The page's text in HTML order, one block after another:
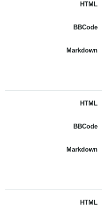
HTML
BBCode
Markdown
HTML
BBCode
Markdown
HTML